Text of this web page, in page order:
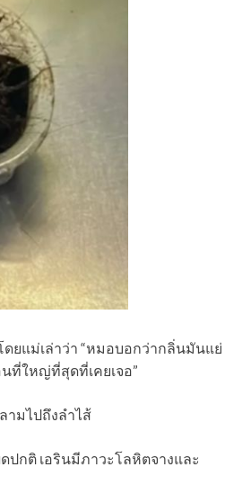
ยแม่เล่าว่า “หมอบอกว่ากลิ่นมันแย่
ที่ใหญ่ที่สุดที่เคยเจอ”
ามไปถึงลำไส้
ปกติ เอรินมีภาวะโลหิตจางและ